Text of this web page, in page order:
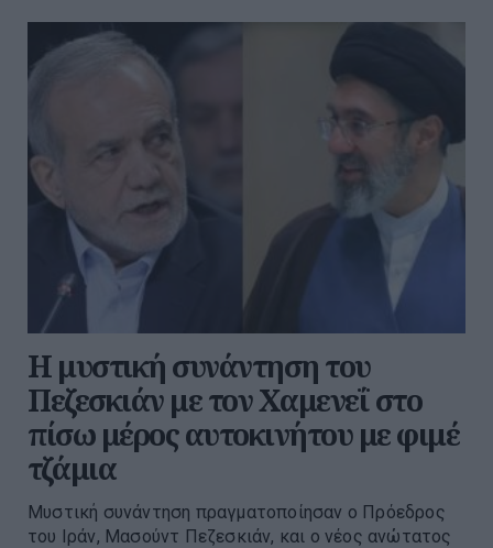
Η μυστική συνάντηση του
Πεζεσκιάν με τον Χαμενεΐ στο
πίσω μέρος αυτοκινήτου με φιμέ
τζάμια
Μυστική συνάντηση πραγματοποίησαν ο Πρόεδρος
του Ιράν, Μασούντ Πεζεσκιάν, και ο νέος ανώτατος